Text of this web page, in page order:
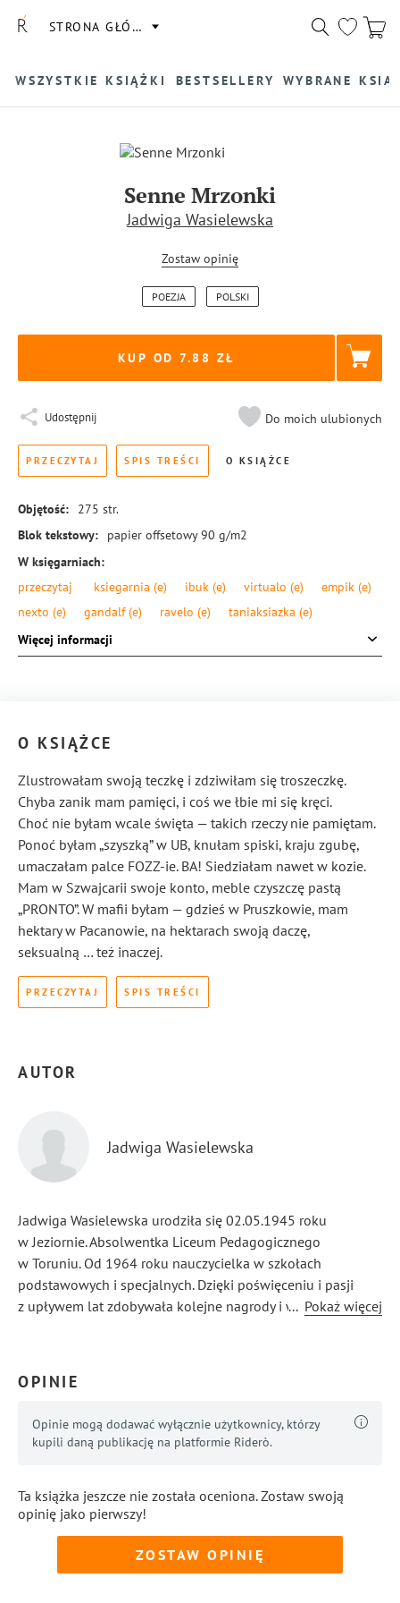
STRONA GŁÓWNA
WSZYSTKIE KSIĄŻKI BESTSELLERY WYBRANE
Senne Mrzonki
Jadwiga Wasielewska
Zostaw opinię
POEZJA POLSKI
KUP OD 7.88
Udostępnij Do moich ulubionych
PRZECZYTAJ SPIS TREŚCI O KSIĄŻCE
Objętość: 275 str.
Blok tekstowy:
papier offsetowy 90 g/m2
W księgarniach:
przeczytaj
ksiegarnia (e) ibuk (e) virtualo (e) empik (e)
nexto (e) gandalf (e) ravelo (e) taniaksiazka (e)
Format: 145 × 205 mm
Więcej informacji
O KSIĄŻCE
Zlustrowałam swoją teczkę i zdziwiłam się troszeczkę.
Chyba zanik mam pamięci, i coś we łbie mi się kręci.
Choć nie byłam wcale święta — takich rzeczy nie pamiętam.
Ponoć byłam „szyszką” w UB, knułam spiski, kraju zgubę,
umaczałam palce FOZZ-ie. BA! Siedziałam nawet w kozie.
Mam w Szwajcarii swoje konto, meble czyszczę pastą
„PRONTO”. W mafii byłam — gdzieś w Pruszkowie, mam
hektary w Pacanowie, na hektarach swoją daczę,
seksualną … też inaczej.
PRZECZYTAJ SPIS TREŚCI
AUTOR
Jadwiga Wasielewska
Jadwiga Wasielewska urodziła się 02.05.1945 roku
w Jeziornie. Absolwentka Liceum Pedagogicznego
w Toruniu. Od 1964 roku nauczycielka w szkołach
podstawowych i specjalnych. Dzięki poświęceniu i pasji
z upływem lat zdobywała kolejne nagrody i wyróżnienia za
kariery oraz początkiem emerytury.
... Pokaż więcej
OPINIE
Opinie mogą dodawać wyłącznie użytkownicy, którzy
kupili daną publikację na platformie Riderò.
Ta książka jeszcze nie została oceniona. Zostaw swoją
opinię jako pierwszy!
ZOSTAW OPINIĘ